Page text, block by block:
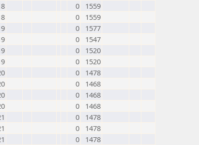
0
1559
0
1559
0
1577
0
1547
0
1520
0
1520
0
1478
0
1468
0
1468
0
1468
0
1478
0
1478
0
1478